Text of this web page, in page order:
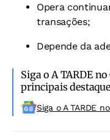
Opera
transações;
Depende da
Siga o A TARDE no
principais
Siga o A TARDE